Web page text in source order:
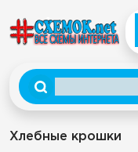
Хлебные крошки